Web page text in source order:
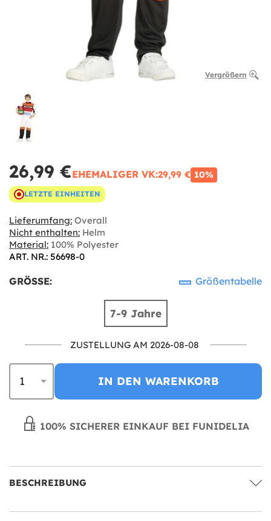
Vergrößern
26,99 €EHEMALIGER VK:29,99 € 10%
LETZTE EINHEITEN
Lieferumfang: Overall
Nicht enthalten: Helm
Material: 100% Polyester
ART. NR.: 56698-0
GRÖSSE: Größentabelle
7-9 Jahre
ZUSTELLUNG AM 2026-08-08
IN DEN WARENKORB
100% SICHERER EINKAUF BEI FUNIDELIA
BESCHREIBUNG